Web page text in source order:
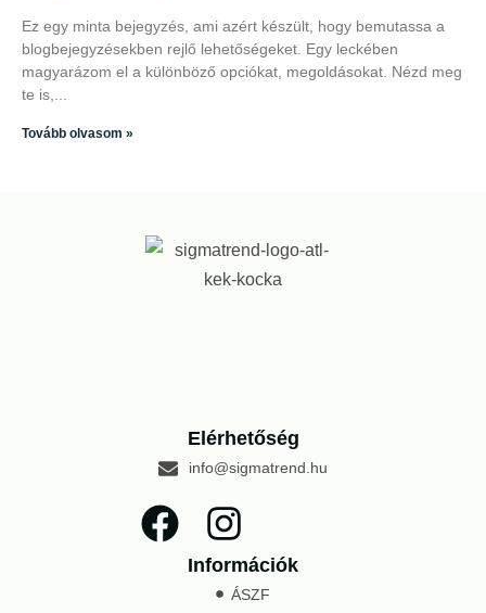
Ez egy minta bejegyzés, ami azért készült, hogy bemutassa a
blogbejegyzésekben rejlő lehetőségeket. Egy leckében
magyarázom el a különböző opciókat, megoldásokat. Nézd meg
te is,
Tovább olvasom »
Elérhetőség
info@sigmatrend.hu
Információk
ÁSZF